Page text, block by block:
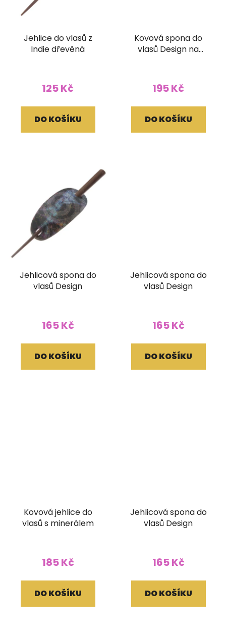
Jehlice do vlasů z
Indie dřevěná
125 Kč
DO KOŠÍKU
Kovová spona do
vlasů Design na
195 Kč
DO KOŠÍKU
Jehlicová spona do
vlasů Design
165 Kč
DO KOŠÍKU
Jehlicová spona do
vlasů Design
165 Kč
DO KOŠÍKU
Kovová jehlice do
vlasů s minerálem
185 Kč
DO KOŠÍKU
Jehlicová spona do
vlasů Design
165 Kč
DO KOŠÍKU